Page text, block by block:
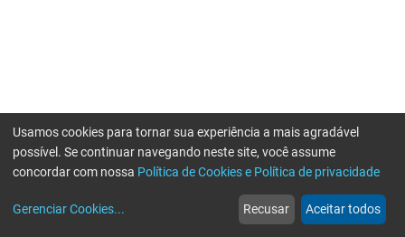
web
Notícias
more_horiz
Mais
Usamos cookies para tornar sua experiência a mais agradável
possível. Se continuar navegando neste site, você assume
concordar com nossa Política de Cookies e Política de privacidade
Gerenciar Cookies... Recusar Aceitar todos
Erro ao enviar informações, por favor tente novamente